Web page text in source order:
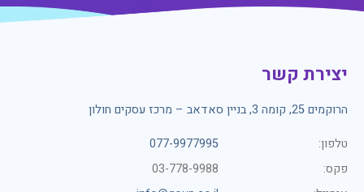
יצירת קשר
הרוקמים 25, קומה 3, בניין סאדאב – מרכז עסקים חולון
טלפון:
077-9977995
פקס:
03-778-9988